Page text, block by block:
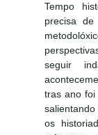
Tempo
precisa
seguir
tras ano foi
os